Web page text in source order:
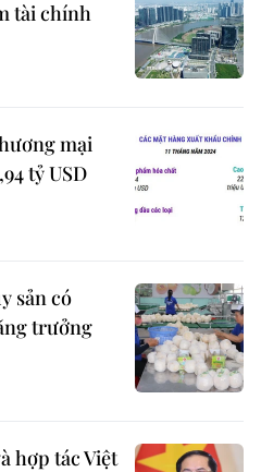
tài chính
mại
tỷ USD
sản có
trưởng
hợp tác Việt